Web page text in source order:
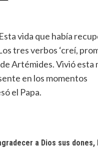
vida que había
tres verbos ‘creí,
Artémides. Vivió esta
en los momentos
el Papa.
a Dios sus dones,